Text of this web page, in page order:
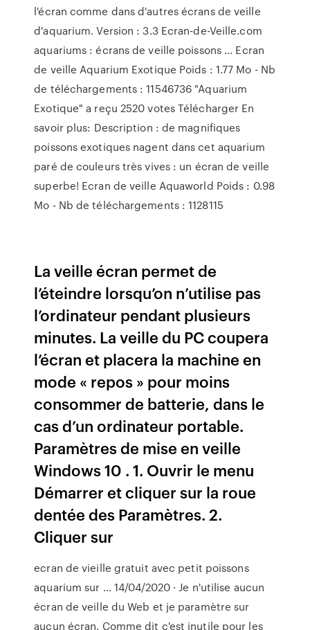
l'écran comme dans d'autres écrans de veille
d'aquarium. Version : 3.3 Ecran-de-Veille.com
aquariums : écrans de veille poissons ... Ecran
de veille Aquarium Exotique Poids : 1.77 Mo - Nb
de téléchargements : 11546736 "Aquarium
Exotique" a reçu 2520 votes Télécharger En
savoir plus: Description : de magnifiques
poissons exotiques nagent dans cet aquarium
paré de couleurs très vives : un écran de veille
superbe! Ecran de veille Aquaworld Poids : 0.98
Mo - Nb de téléchargements : 1128115
La veille écran permet de
l’éteindre lorsqu’on n’utilise pas
l’ordinateur pendant plusieurs
minutes. La veille du PC coupera
l’écran et placera la machine en
mode « repos » pour moins
consommer de batterie, dans le
cas d’un ordinateur portable.
Paramètres de mise en veille
Windows 10 . 1. Ouvrir le menu
Démarrer et cliquer sur la roue
dentée des Paramètres. 2.
Cliquer sur
ecran de vieille gratuit avec petit poissons
aquarium sur ... 14/04/2020 · Je n'utilise aucun
écran de veille du Web et je paramètre sur
aucun écran. Comme dit c'est inutile pour les